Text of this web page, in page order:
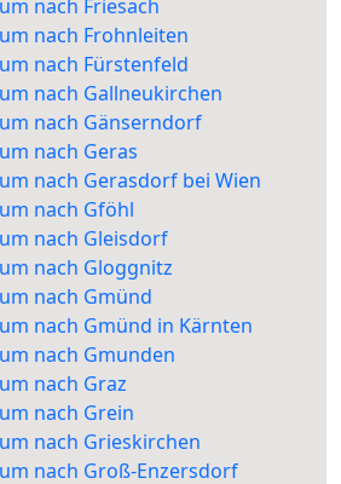
nach Friesach
nach Frohnleiten
nach Fürstenfeld
nach Gallneukirchen
nach Gänserndorf
nach Geras
nach Gerasdorf bei Wien
nach Gföhl
nach Gleisdorf
nach Gloggnitz
nach Gmünd
nach Gmünd in Kärnten
nach Gmunden
nach Graz
nach Grein
nach Grieskirchen
nach Groß-Enzersdorf